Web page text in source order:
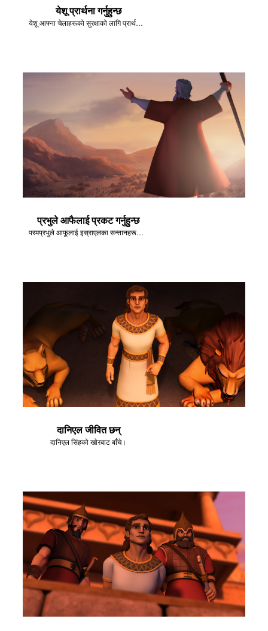
येशू प्रार्थना गर्नुहुन्छ
येशू आफ्ना चेलाहरूको सुरक्षाको लागि प्रार्थना गर्नुहुन्छ।
प्रभुले आफैलाई प्रकट गर्नुहुन्छ
परमप्रभुले आफूलाई इस्राएलका सन्तानहरूलाई प्रकट गर्नुहुन्छ।
दानिएल जीवित छन्
दानिएल सिंहको खाेरबाट बाँचे।